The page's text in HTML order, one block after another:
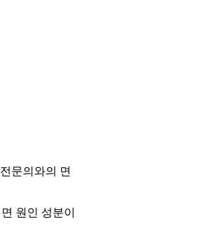
문의와의 면
원인 성분이